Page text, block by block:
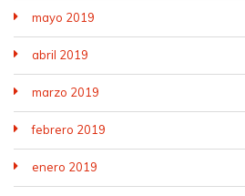
mayo 2019
abril 2019
marzo 2019
febrero 2019
enero 2019